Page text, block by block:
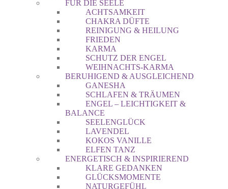
FÜR DIE SEELE
ACHTSAMKEIT
CHAKRA DÜFTE
REINIGUNG & HEILUNG
FRIEDEN
KARMA
SCHUTZ DER ENGEL
WEIHNACHTS-KARMA
BERUHIGEND & AUSGLEICHEND
GANESHA
SCHLAFEN & TRÄUMEN
ENGEL – LEICHTIGKEIT &
BALANCE
SEELENGLÜCK
LAVENDEL
KOKOS VANILLE
ELFEN TANZ
ENERGETISCH & INSPIRIEREND
KLARE GEDANKEN
GLÜCKSMOMENTE
NATURGEFÜHL